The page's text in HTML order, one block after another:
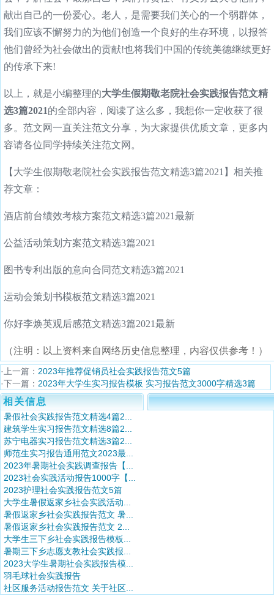
献出自己的一份爱心。老人，是需要我们关心的一个弱群体，
我们应该不懈努力的为他们创造一个良好的生存环境，以报答
他们曾经为社会做出的贡献!也将我们中国的传统美德继续更好
的传承下来!
以上，就是小编整理的大学生假期敬老院社会实践报告范文精
选3篇2021的全部内容，阅读了这么多，我想你一定收获了很
多。范文网一直关注范文分享，为大家提供优质文章，更多内
容请各位同学持续关注范文网。
【大学生假期敬老院社会实践报告范文精选3篇2021】相关推
荐文章：
酒店前台绩效考核方案范文精选3篇2021最新
公益活动策划方案范文精选3篇2021
图书专利出版的意向合同范文精选3篇2021
运动会策划书模板范文精选3篇2021
你好李焕英观后感范文精选3篇2021最新
（注明：以上资料来自网络历史信息整理，内容仅供参考！）
·上一篇： 2023年推荐促销员社会实践报告范文5篇
·下一篇： 2023年大学生实习报告模板 实习报告范文3000字精选3篇
相关信息
暑假社会实践报告范文精选4篇2...
建筑学生实习报告范文精选8篇2...
苏宁电器实习报告范文精选3篇2...
师范生实习报告通用范文2023最...
2023年暑期社会实践调查报告【...
2023社会实践活动报告1000字【...
2023护理社会实践报告范文5篇
大学生暑假返家乡社会实践活动...
暑假返家乡社会实践报告范文 暑...
暑假返家乡社会实践报告范文 2...
大学生三下乡社会实践报告模板...
暑期三下乡志愿支教社会实践报...
2023大学生暑期社会实践报告模...
羽毛球社会实践报告
社区服务活动报告范文 关于社区...